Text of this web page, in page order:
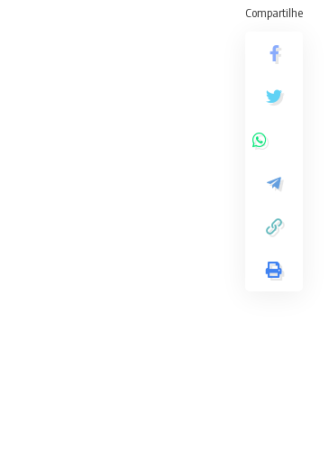
Compartilhe